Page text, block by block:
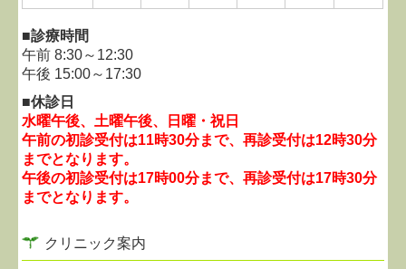
クリニック案内
■診療時間
午前8:30～12:30
午後 15:00～17:30
■休診日
水曜午後、土曜午後、日曜・祝日
午前の初診受付は11時30分まで、再診受付は12時30分
までとなります。
午後の初診受付は17時00分まで、再診受付は17時30分
までとなります。